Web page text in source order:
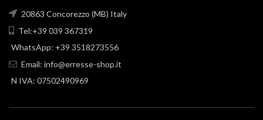
20863 Concorezzo (MB) Italy
Tel:+39 039 367319
WhatsApp: +39 3518273556
Email: info@erresse-shop.it
N IVA: 07502490969